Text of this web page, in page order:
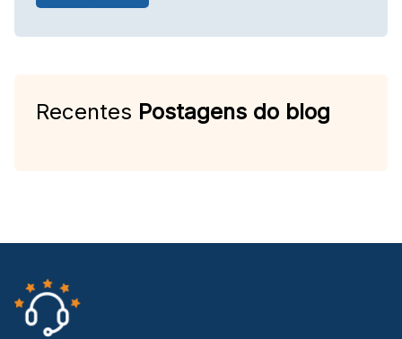
Recentes Postagens do blog